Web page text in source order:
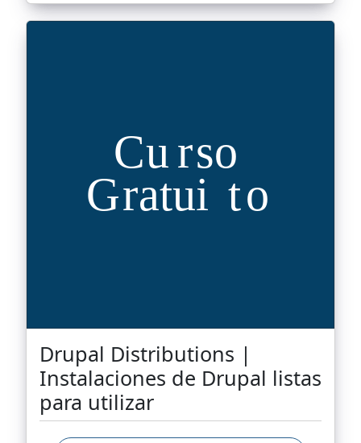
Drupal Distributions |
Instalaciones de Drupal listas
para utilizar